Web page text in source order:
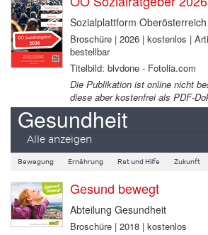
Sozialplattform Oberösterreich
Broschüre | 2026 | kostenlos |
bestellbar
Titelbild: blvdone - Fotolia.com
Die Publikation ist online nicht
diese aber kostenfrei als PDF-
Gesundheit
Alle anzeigen
Bewegung Ernährung Rat und Hilfe Zukunft
Gesund bewegt
Abteilung Gesundheit
Broschüre | 2018 | kostenlos